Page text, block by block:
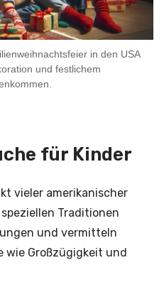
in den USA
und festlichem
für Kinder
vieler amerikanischer
Traditionen
und vermitteln
wie Großzügigkeit und